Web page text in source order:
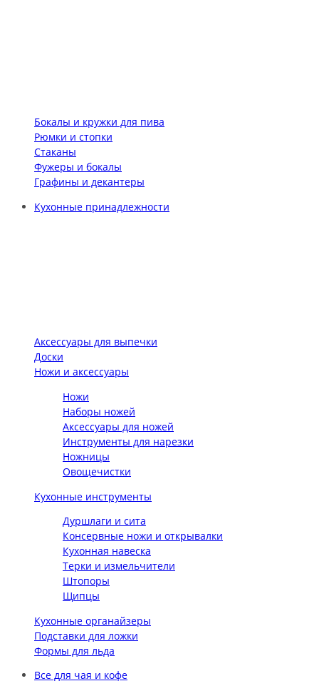
Бокалы и кружки для пива
Рюмки и стопки
Стаканы
Фужеры и бокалы
Графины и декантеры
Кухонные принадлежности
Аксессуары для выпечки
Доски
Ножи и аксессуары
Ножи
Наборы ножей
Аксессуары для ножей
Инструменты для нарезки
Ножницы
Овощечистки
Кухонные инструменты
Дуршлаги и сита
Консервные ножи и открывалки
Кухонная навеска
Терки и измельчители
Штопоры
Щипцы
Кухонные органайзеры
Подставки для ложки
Формы для льда
Все для чая и кофе